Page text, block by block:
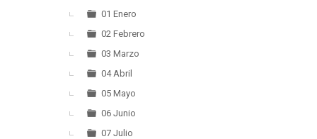
01 Enero
02 Febrero
03 Marzo
04 Abril
05 Mayo
06 Junio
07 Julio